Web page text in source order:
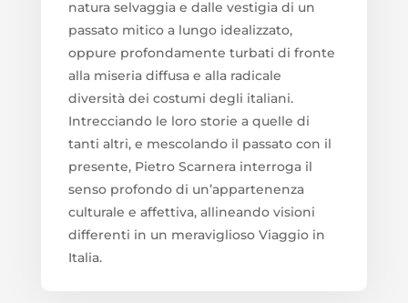
natura selvaggia e dalle vestigia di un
passato mitico a lungo idealizzato,
oppure profondamente turbati di fronte
alla miseria diffusa e alla radicale
diversità dei costumi degli italiani.
Intrecciando le loro storie a quelle di
tanti altri, e mescolando il passato con il
presente, Pietro Scarnera interroga il
senso profondo di un’appartenenza
culturale e affettiva, allineando visioni
differenti in un meraviglioso Viaggio in
Italia.